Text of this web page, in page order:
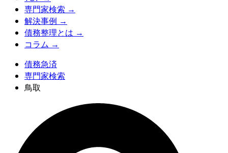
専門家検索 →
解決事例 →
債務整理とは →
コラム →
債務急済
専門家検索
鳥取